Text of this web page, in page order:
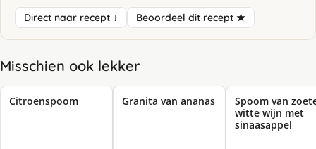
Direct naar recept ↓ Beoordeel dit recept ★
Misschien ook lekker
Citroenspoom Granita van ananas
Spoom van
witte wijn met
sinaasappel